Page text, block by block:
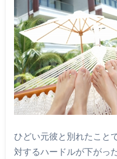
ひどい元彼と別れたこと
対するハードルが下がっ